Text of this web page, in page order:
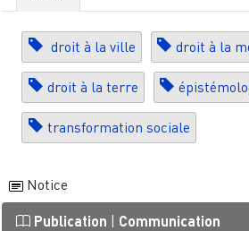
droit à la ville droit à la
droit à la terre
transformation sociale
Notice
Publication Communication